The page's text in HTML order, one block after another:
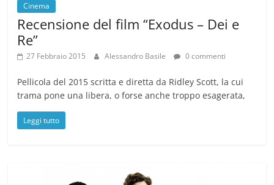
Cinema
Recensione del film “Exodus – Dei e
Re”
27 Febbraio 2015 Alessandro Basile 0 commenti
Pellicola del 2015 scritta e diretta da Ridley Scott, la cui
trama pone una libera, o forse anche troppo esagerata,
Leggi tutto